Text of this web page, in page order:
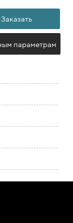
Заказать
параметрам